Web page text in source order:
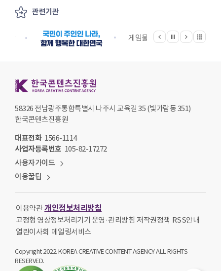
관련기관
게임물관리위원회
이전
정지
다음 관련기관 전체보기
58326 전남광주통합특별시 나주시 교육길 35 (빛가람동 351)
한국콘텐츠진흥원
대표전화 1566-1114
사업자등록번호 105-82-17272
사용자가이드
이용꿀팁
이용약관 개인정보처리방침
고정형 영상정보처리기기 운영·관리방침 저작권정책 RSS안내
열린이사회 메일링서비스
Copyright 2022. KOREA CREATIVE CONTENT AGENCY ALL RIGHTS
RESERVED.